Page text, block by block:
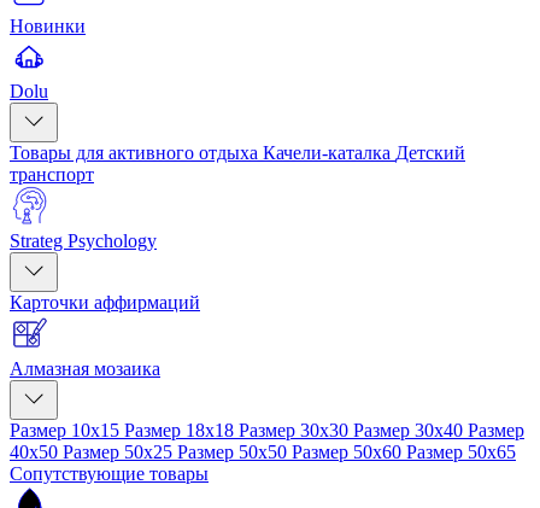
Новинки
Dolu
Товары для активного отдыха Качели-каталка Детский
транспорт
Strateg Psychology
Карточки аффирмаций
Алмазная мозаика
Размер 10x15 Размер 18x18 Размер 30x30 Размер 30x40 Размер
40x50 Размер 50x25 Размер 50x50 Размер 50x60 Размер 50x65
Сопутствующие товары